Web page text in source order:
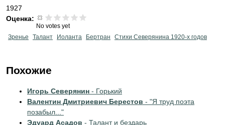
1927
Оценка:
No votes yet
Зренье
Талант Иоланта Бертран Стихи Северянина 1920-х годов
Похожие
Игорь Северянин - Горький
Валентин Дмитриевич Берестов - "Я труд поэта
позабыл..."
Эдуард Асадов - Талант и бездарь